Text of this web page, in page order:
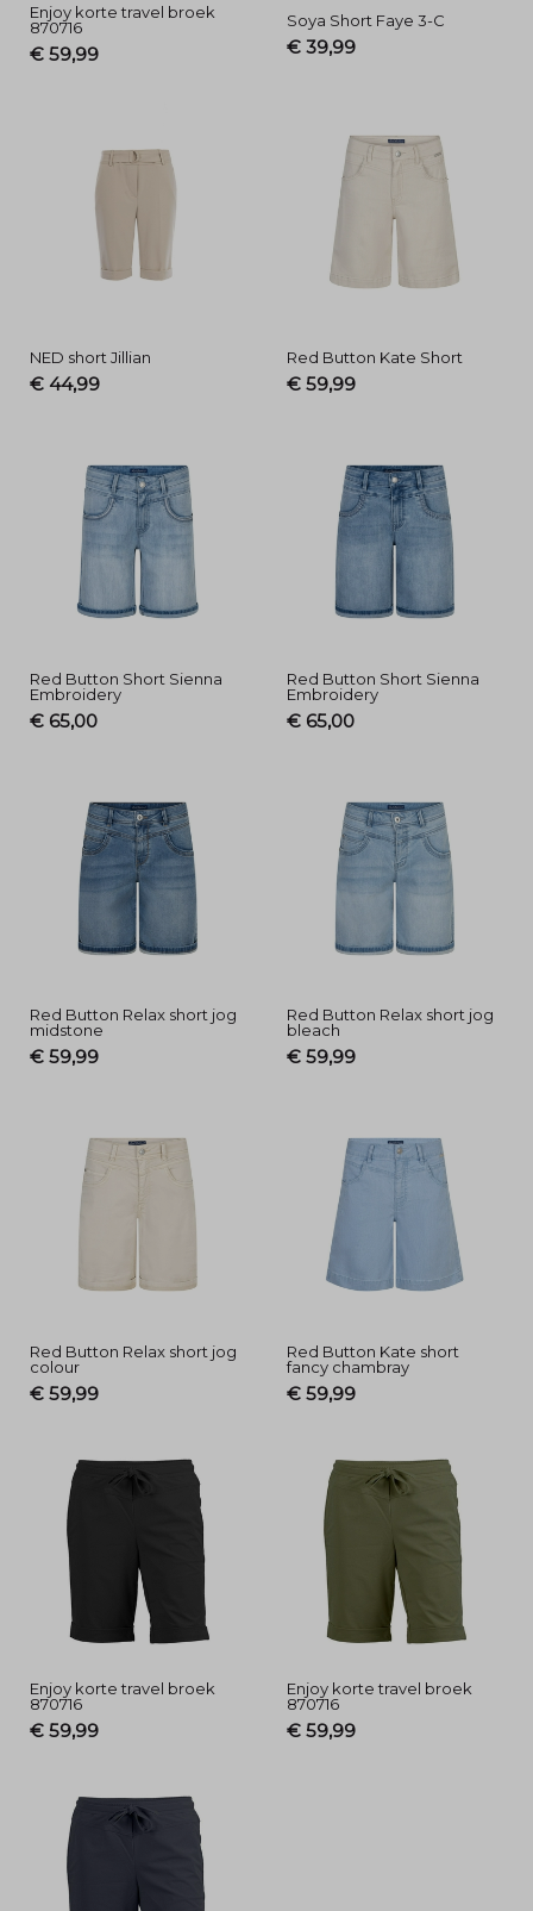
Enjoy korte travel broek
870716
€ 59,99
Soya Short Faye 3-C
€ 39,99
NED short Jillian
€ 44,99
Red Button Kate Short
€ 59,99
Red Button Short Sienna
Embroidery
€ 65,00
Red Button Short Sienna
Embroidery
€ 65,00
Red Button Relax short jog
midstone
€ 59,99
Red Button Relax short jog
bleach
€ 59,99
Red Button Relax short jog
colour
€ 59,99
Red Button Kate short
fancy chambray
€ 59,99
Enjoy korte travel broek
870716
€ 59,99
Enjoy korte travel broek
870716
€ 59,99